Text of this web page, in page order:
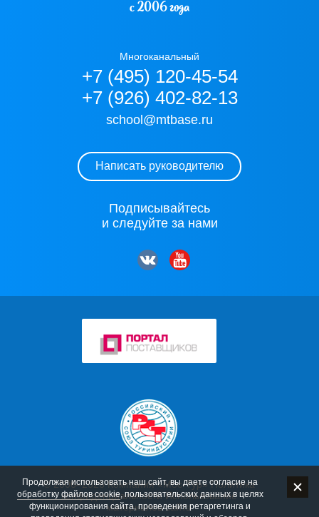
с 2006 года
Многоканальный
+7 (495) 120-45-54
+7 (926) 402-82-13
school@mtbase.ru
Написать руководителю
Подписывайтесь
и следуйте за нами
© 2006–2026 Компания «Мос-Тур» Политика
конфиденциальности Использование
материалов сайта
Продолжая использовать наш сайт, вы даете согласие на
обработку файлов cookie, пользовательских данных в целях
функционирования сайта, проведения ретаргетинга и